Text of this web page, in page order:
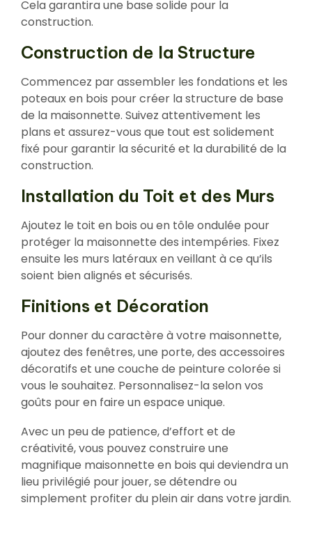
Cela garantira une base solide pour la
construction.
Construction de la Structure
Commencez par assembler les fondations et les
poteaux en bois pour créer la structure de base
de la maisonnette. Suivez attentivement les
plans et assurez-vous que tout est solidement
fixé pour garantir la sécurité et la durabilité de la
construction.
Installation du Toit et des Murs
Ajoutez le toit en bois ou en tôle ondulée pour
protéger la maisonnette des intempéries. Fixez
ensuite les murs latéraux en veillant à ce qu’ils
soient bien alignés et sécurisés.
Finitions et Décoration
Pour donner du caractère à votre maisonnette,
ajoutez des fenêtres, une porte, des accessoires
décoratifs et une couche de peinture colorée si
vous le souhaitez. Personnalisez-la selon vos
goûts pour en faire un espace unique.
Avec un peu de patience, d’effort et de
créativité, vous pouvez construire une
magnifique maisonnette en bois qui deviendra un
lieu privilégié pour jouer, se détendre ou
simplement profiter du plein air dans votre jardin.